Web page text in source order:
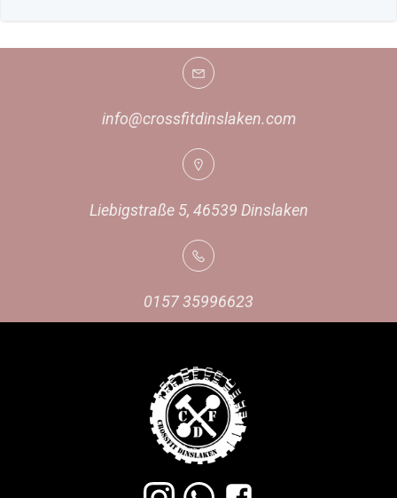
info@crossfitdinslaken.com
Liebigstraße 5, 46539 Dinslaken
0157 35996623